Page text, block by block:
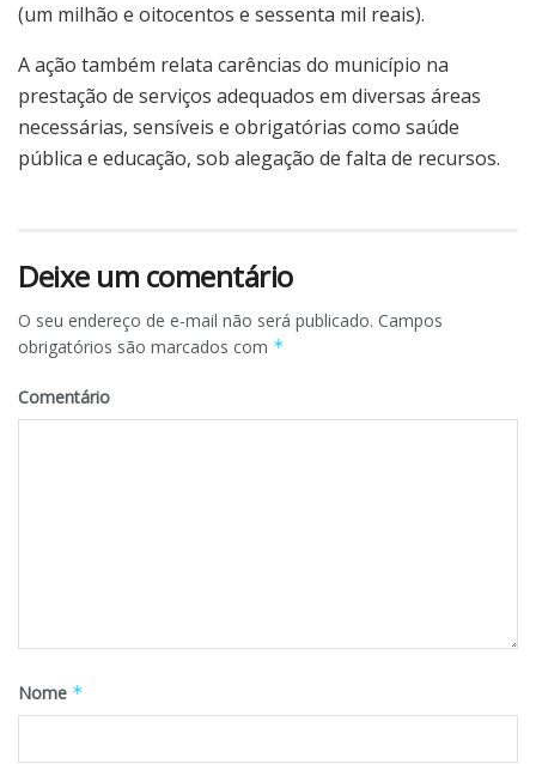
(um milhão e oitocentos e sessenta mil reais).
A ação também relata carências do município na
prestação de serviços adequados em diversas áreas
necessárias, sensíveis e obrigatórias como saúde
pública e educação, sob alegação de falta de recursos.
Deixe um comentário
O seu endereço de e-mail não será publicado. Campos
obrigatórios são marcados com *
Comentário
Nome *